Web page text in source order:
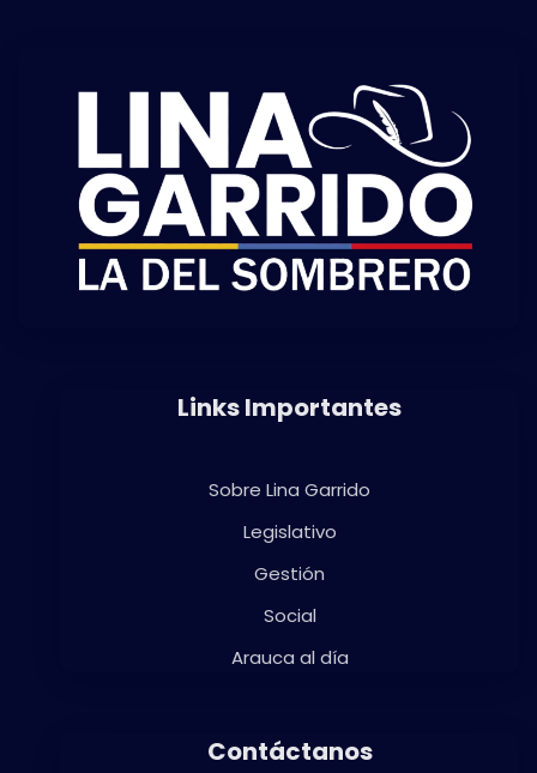
Links Importantes
Sobre Lina Garrido
Legislativo
Gestión
Social
Arauca al día
Contáctanos